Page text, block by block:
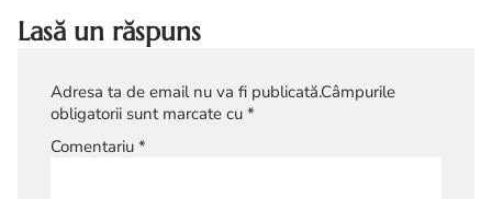
Lasă un răspuns
Adresa ta de email nu va fi publicată.Câmpurile
obligatorii sunt marcate cu *
Comentariu *